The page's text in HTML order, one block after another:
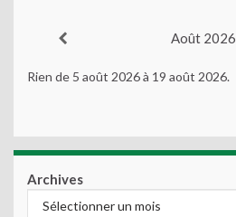
Août 2026
Rien de 5 août 2026 à 19 août 2026.
Archives